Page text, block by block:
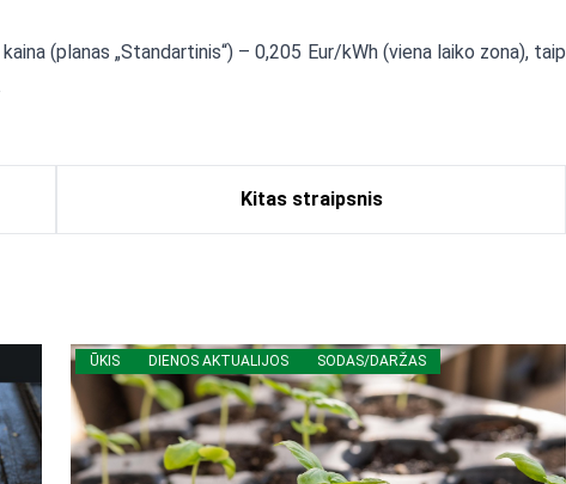
(planas „Standartinis“) – 0,205 Eur/kWh (viena laiko zona), taip
Kitas straipsnis
ŪKIS DIENOS AKTUALIJOS SODAS/DARŽAS